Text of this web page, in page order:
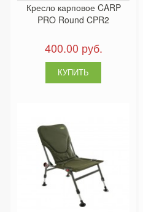
Кресло карповое CARP
PRO Round CPR2
400.00 руб.